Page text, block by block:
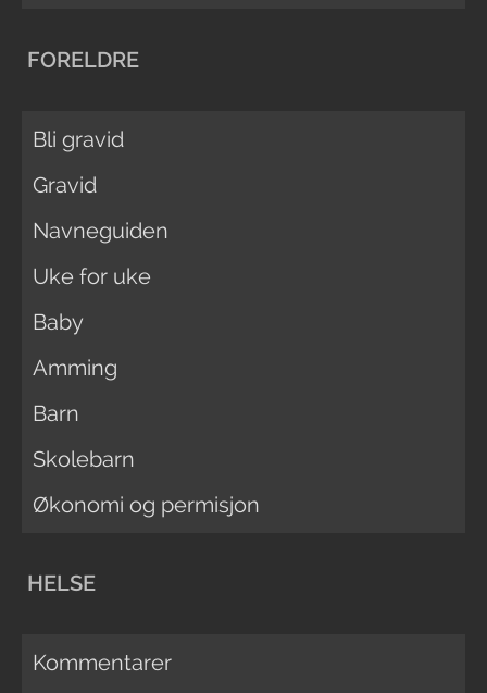
FORELDRE
Bli gravid
Gravid
Navneguiden
Uke for uke
Baby
Amming
Barn
Skolebarn
Økonomi og permisjon
HELSE
Kommentarer